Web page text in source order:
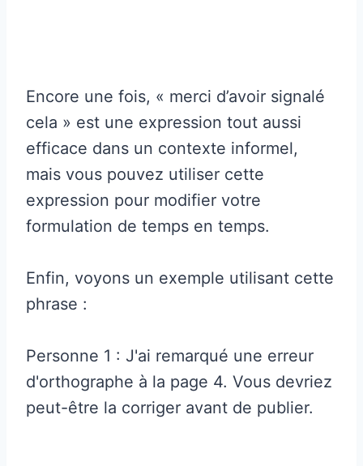
Encore une fois, « merci d’avoir signalé
cela » est une expression tout aussi
efficace dans un contexte informel,
mais vous pouvez utiliser cette
expression pour modifier votre
formulation de temps en temps.
Enfin, voyons un exemple utilisant cette
phrase :
Personne 1 : J'ai remarqué une erreur
d'orthographe à la page 4. Vous devriez
peut-être la corriger avant de publier.